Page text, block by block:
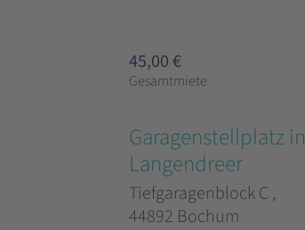
45,00 €
Gesamtmiete
Garagenstellplatz in
Langendreer
Tiefgaragenblock C ,
44892 Bochum